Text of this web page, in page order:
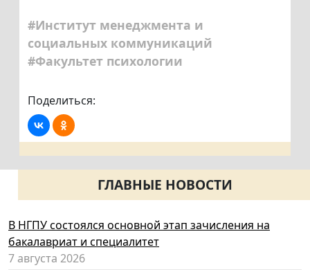
#Институт менеджмента и
социальных коммуникаций
#Факультет психологии
Поделиться:
ГЛАВНЫЕ НОВОСТИ
В НГПУ состоялся основной этап зачисления на
бакалавриат и специалитет
7 августа 2026